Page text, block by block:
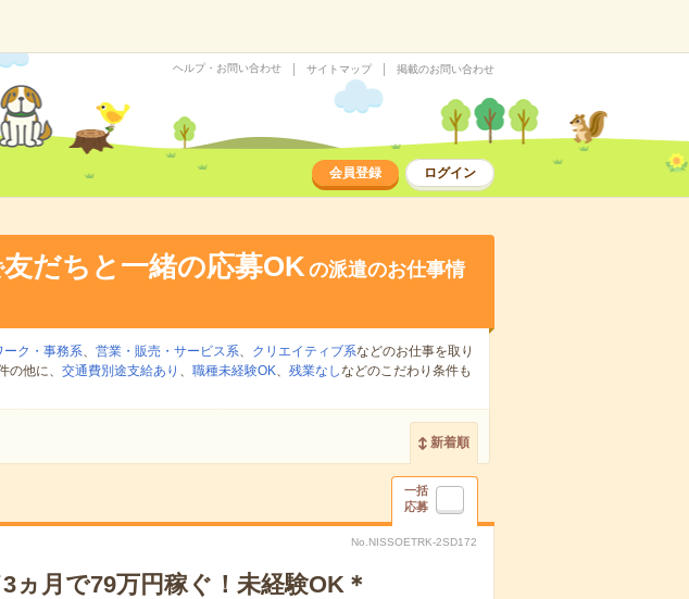
ヘルプ・お問い合わせ サイトマップ 掲載のお問い合わせ
会員登録 ログイン
友だちと一緒の応募OKの派遣のお仕事情
ーク・事務系、 営業・販売・サービス系、 クリエイティブ系などのお仕事を取り
他に、 交通費別途支給あり 、 職種未経験OK、 残業なしなどのこだわり条件も
新着順
一括
応募
No.NISSOETRK-2SD172
ヵ月で79万円稼ぐ！未経験OK＊